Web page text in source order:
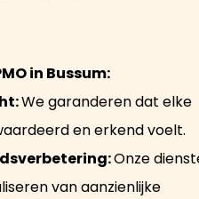
in Bussum:
We garanderen dat elke
en erkend voelt.
Onze
van aanzienlijke